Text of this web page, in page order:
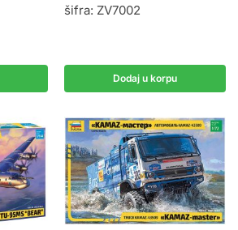
šifra: ZV7002
Dodaj u korpu